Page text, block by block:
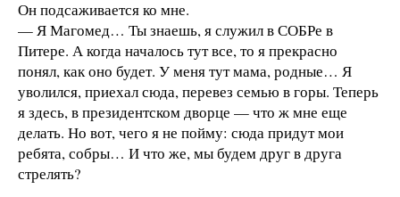
Он подсаживается ко мне.
— Я Магомед… Ты знаешь, я служил в СОБРе в
Питере. А когда началось тут все, то я прекрасно
понял, как оно будет. У меня тут мама, родные… Я
уволился, приехал сюда, перевез семью в горы. Теперь
я здесь, в президентском дворце — что ж мне еще
делать. Но вот, чего я не пойму: сюда придут мои
ребята, собры… И что же, мы будем друг в друга
стрелять?